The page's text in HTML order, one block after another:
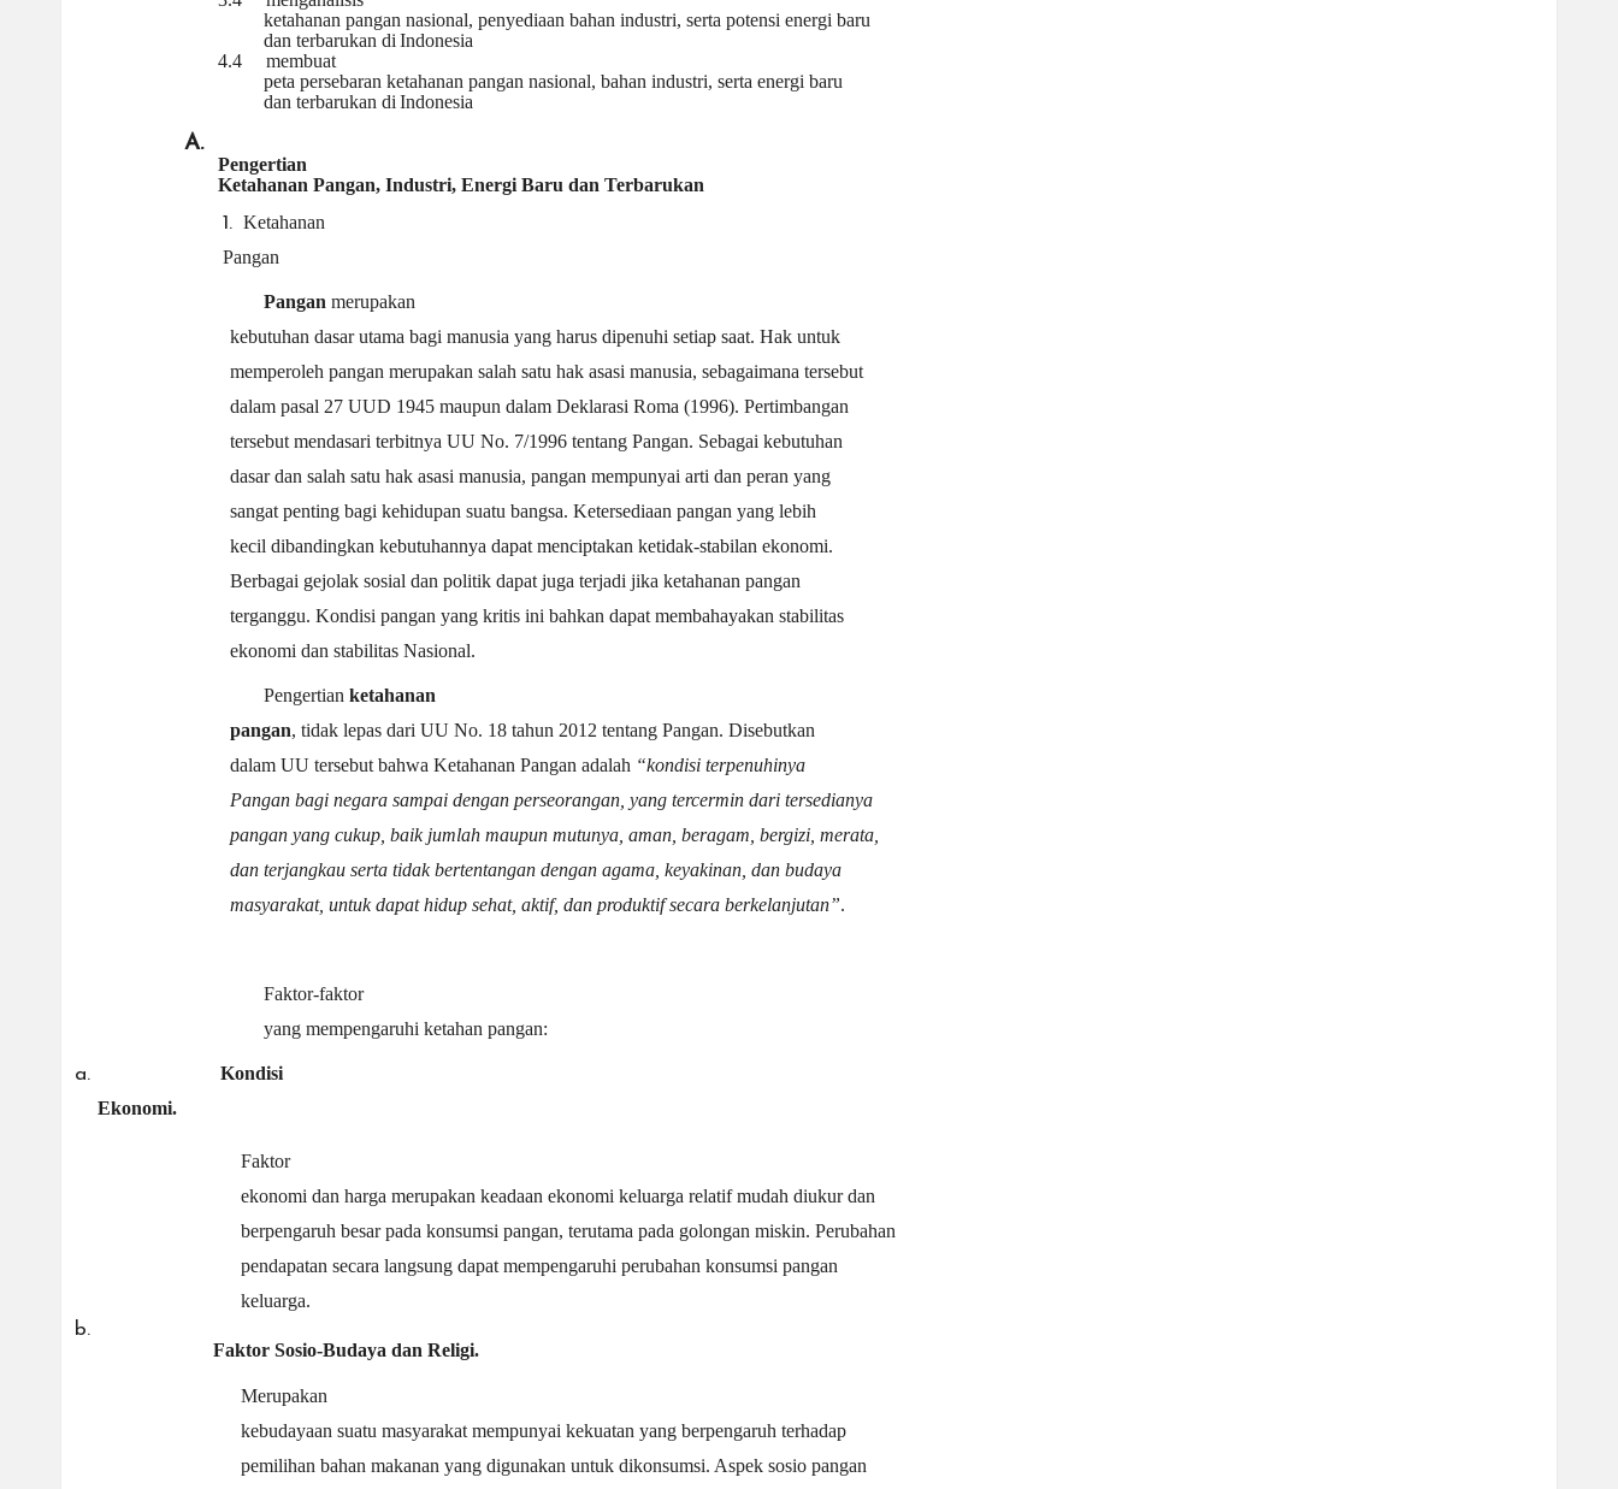
ketahanan pangan nasional, penyediaan bahan industri, serta potensi energi baru
dan terbarukan di Indonesia
4.4
membuat
peta persebaran ketahanan pangan nasional, bahan industri, serta energi baru
dan terbarukan di Indonesia
A.
Pengertian
Ketahanan Pangan, Industri, Energi Baru dan Terbarukan
1. Ketahanan
Pangan
Pangan merupakan
kebutuhan dasar utama bagi manusia yang harus dipenuhi setiap saat. Hak untuk
memperoleh pangan merupakan salah satu hak asasi manusia, sebagaimana tersebut
dalam pasal 27 UUD 1945 maupun dalam Deklarasi Roma (1996). Pertimbangan
tersebut mendasari terbitnya UU No. 7/1996 tentang Pangan. Sebagai kebutuhan
dasar dan salah satu hak asasi manusia, pangan mempunyai arti dan peran yang
sangat penting bagi kehidupan suatu bangsa. Ketersediaan pangan yang lebih
kecil dibandingkan kebutuhannya dapat menciptakan ketidak-stabilan ekonomi.
Berbagai gejolak sosial dan politik dapat juga terjadi jika ketahanan pangan
terganggu. Kondisi pangan yang kritis ini bahkan dapat membahayakan stabilitas
ekonomi dan stabilitas Nasional.
Pengertian ketahanan
pangan, tidak lepas dari UU No. 18 tahun 2012 tentang Pangan. Disebutkan
dalam UU tersebut bahwa Ketahanan Pangan adalah “kondisi terpenuhinya
Pangan bagi negara sampai dengan perseorangan, yang tercermin dari tersedianya
pangan yang cukup, baik jumlah maupun mutunya, aman, beragam, bergizi, merata,
dan terjangkau serta tidak bertentangan dengan agama, keyakinan, dan budaya
masyarakat, untuk dapat hidup sehat, aktif, dan produktif secara berkelanjutan”.
Faktor-faktor
yang mempengaruhi ketahan pangan:
a.
Kondisi
Ekonomi.
Faktor
ekonomi dan harga merupakan keadaan ekonomi keluarga relatif mudah diukur dan
berpengaruh besar pada konsumsi pangan, terutama pada golongan miskin. Perubahan
pendapatan secara langsung dapat mempengaruhi perubahan konsumsi pangan
keluarga.
b.
Faktor Sosio-Budaya dan Religi.
Merupakan
kebudayaan suatu masyarakat mempunyai kekuatan yang berpengaruh terhadap
pemilihan bahan makanan yang digunakan untuk dikonsumsi. Aspek sosio pangan